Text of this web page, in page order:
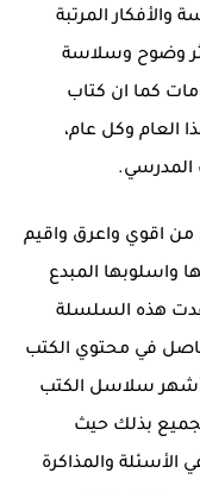
المرتبة
وضوح وسلاسة
كما ان كتاب
العام وكل عام،
المدرسي.
من اقوي واعرق واقيم
واسلوبها المبدع
هذه السلسلة
في محتوي الكتب
أشهر سلاسل الكتب
بذلك حيث
الأسئلة والمذاكرة